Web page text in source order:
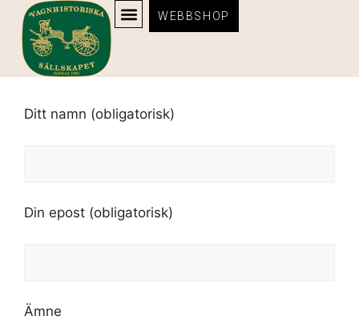
WEBBSHOP
Kontakt
Ditt namn (obligatorisk)
Din epost (obligatorisk)
Ämne